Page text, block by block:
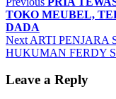
TOKO MEUBEL,
DADA
Next ARTI PENJARA
HUKUMAN FERDY
Leave a Reply